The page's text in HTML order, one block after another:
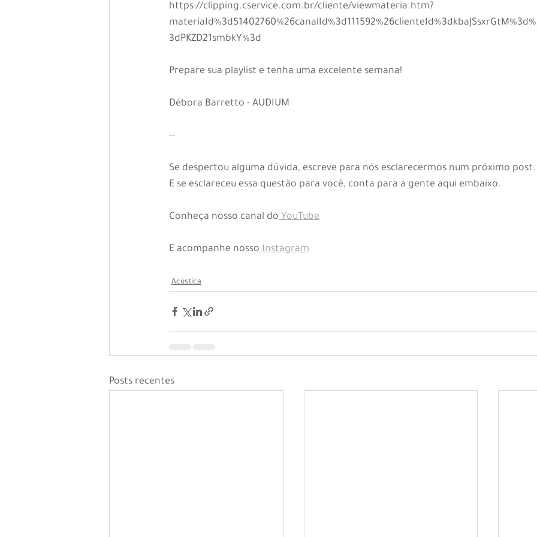
https://clipping.cservice.com.br/cliente/viewmateria.htm?
3dPKZD21smbkY%3d
Prepare sua playlist e tenha uma excelente semana!
Débora Barretto - AUDIUM
--
Se despertou alguma dúvida, escreve para nós esclarecermos num próximo post.
E se esclareceu essa questão para você, conta para a gente aqui embaixo.
Conheça nosso canal do YouTube
E acompanhe nosso Instagram
Acústica
Posts recentes